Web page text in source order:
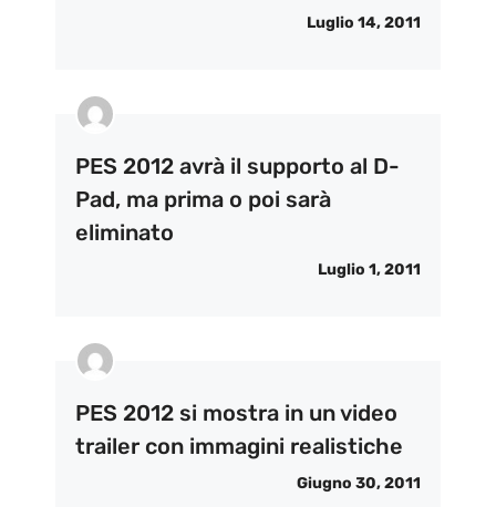
Luglio 14, 2011
PES 2012 avrà il supporto al D-
Pad, ma prima o poi sarà
eliminato
Luglio 1, 2011
PES 2012 si mostra in un video
trailer con immagini realistiche
Giugno 30, 2011